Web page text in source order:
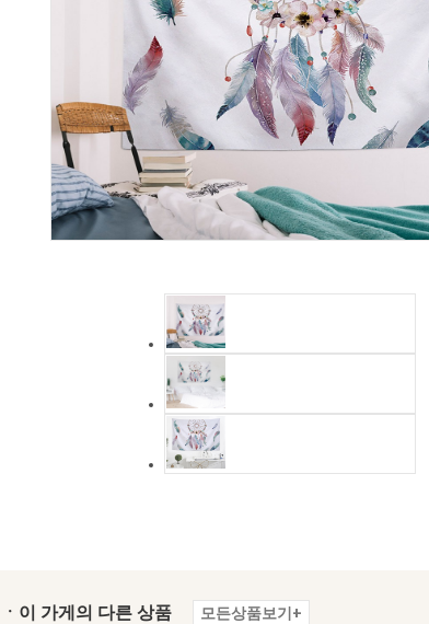
ㆍ이 가게의 다른 상품 모든상품보기+